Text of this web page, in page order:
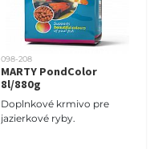
098-208
MARTY PondColor
8l/880g
Doplnkové krmivo pre
jazierkové ryby.